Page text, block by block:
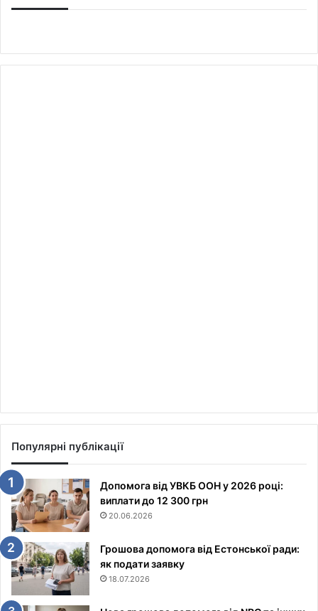
Популярні публікації
Допомога від УВКБ ООН у 2026 році:
виплати до 12 300 грн
20.06.2026
Грошова допомога від Естонської ради:
як подати заявку
18.07.2026